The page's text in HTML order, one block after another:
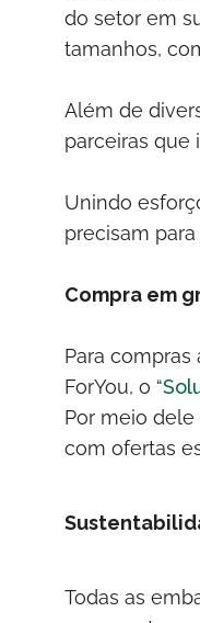
do setor em
tamanhos,
Além de
parceiras que
Unindo
precisam
Compra em
Para
ForYou, o “
Por meio
com ofertas
Todas as